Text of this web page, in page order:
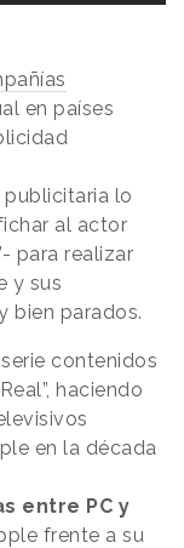
en países
lo
al actor
para realizar
y sus
bien parados.
contenidos
haciendo
en la década
entre PC y
frente a su